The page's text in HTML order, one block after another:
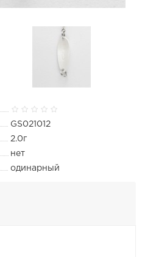
GS021012
2.0г
нет
одинарный